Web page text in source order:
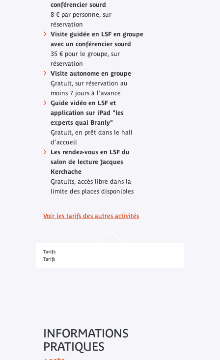
conférencier sourd
8 € par personne, sur
réservation
Visite guidée en LSF en groupe
avec un conférencier sourd
35 € pour le groupe, sur
réservation
Visite autonome en groupe
Gratuit, sur réservation au
moins 7 jours à l'avance
Guide vidéo en LSF et
application sur iPad "les
experts quai Branly"
Gratuit, en prêt dans le hall
d'accueil
Les rendez-vous en LSF du
salon de lecture Jacques
Kerchache
Gratuits, accès libre dans la
limite des places disponibles
Voir les tarifs des autres activités
Tarifs
Tarifs
INFORMATIONS
PRATIQUES